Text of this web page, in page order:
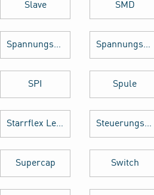
Slave SMD
Spannungsregler Spannungswandler
SPI Spule
Starrflex Leiterplatten Steuerungstechnik
Supercap Switch